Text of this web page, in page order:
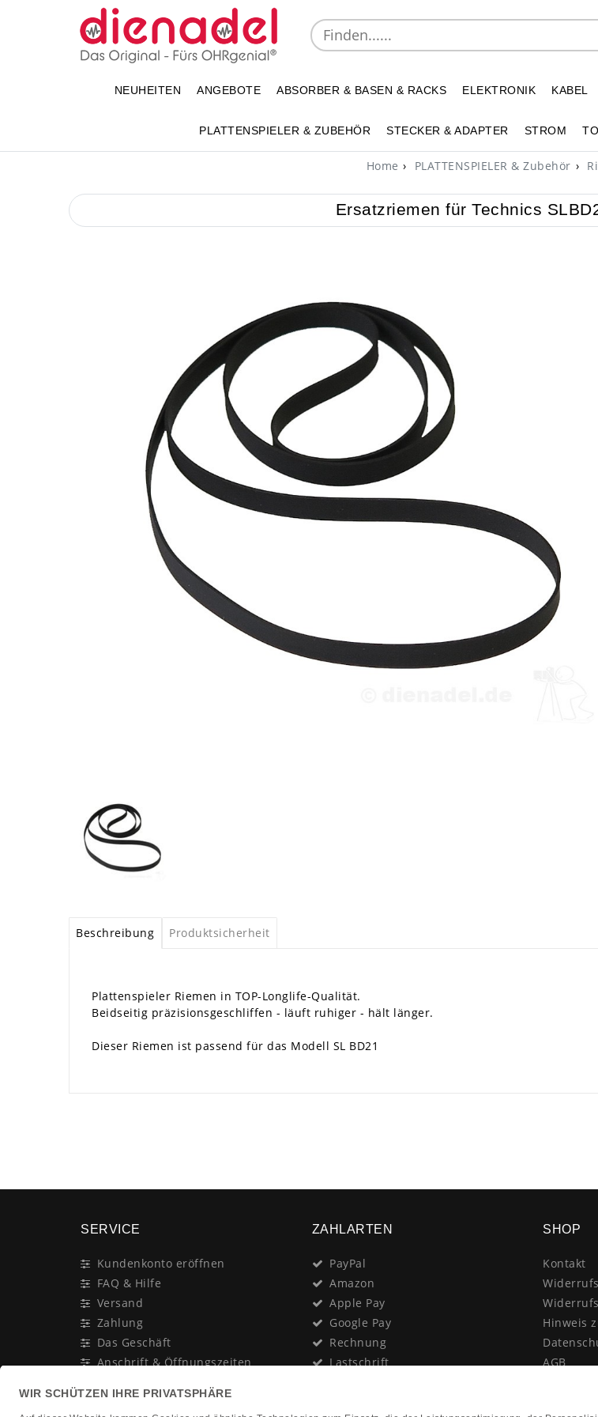
NEUHEITEN ANGEBOTE ABSORBER & BASEN & RACKS ELEKTRONIK KABEL
PLATTENSPIELER & ZUBEHÖR STECKER & ADAPTER STROM
Home PLATTENSPIELER & Zubehör
Ersatzriemen für Technics
Beschreibung Produktsicherheit
Plattenspieler Riemen in TOP-Longlife-Qualität.
Beidseitig präzisionsgeschliffen - läuft ruhiger - hält länger.
Dieser Riemen ist passend für das Modell SL BD21
SERVICE
Kundenkonto eröffnen
FAQ & Hilfe
Versand
Zahlung
Das Geschäft
Anschrift & Öffnungszeiten
Newsletter
ZAHLARTEN
PayPal
Amazon
Apple Pay
Google Pay
Rechnung
Lastschrift
SHOP
Kontakt
Hinweis
AGB